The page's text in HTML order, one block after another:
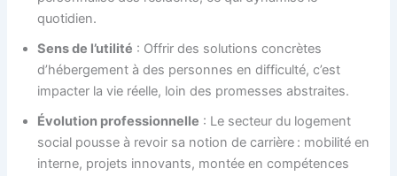
quotidien.
Sens de l’utilité : Offrir des solutions concrètes
d’hébergement à des personnes en difficulté, c’est
impacter la vie réelle, loin des promesses abstraites.
Évolution professionnelle : Le secteur du logement
social pousse à revoir sa notion de carrière : mobilité en
interne, projets innovants, montée en compétences